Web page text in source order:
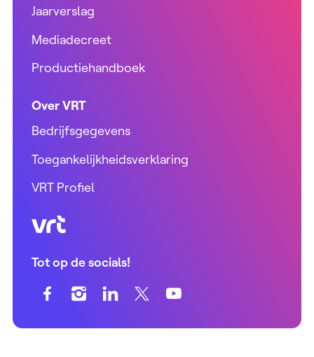
Jaarverslag
Mediadecreet
Productiehandboek
Over VRT
Bedrijfsgegevens
Toegankelijkheidsverklaring
VRT Profiel
VRT (home)
Tot op de socials!